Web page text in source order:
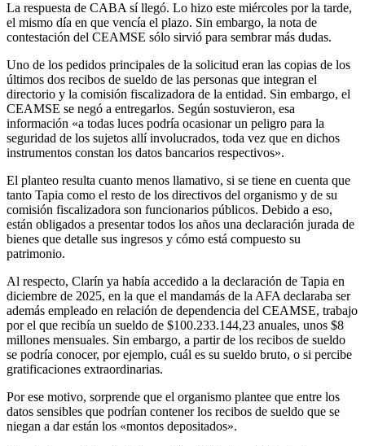
La respuesta de CABA sí llegó. Lo hizo este miércoles por la tarde,
el mismo día en que vencía el plazo. Sin embargo, la nota de
contestación del CEAMSE sólo sirvió para sembrar más dudas.
Uno de los pedidos principales de la solicitud eran las copias de los
últimos dos recibos de sueldo de las personas que integran el
directorio y la comisión fiscalizadora de la entidad. Sin embargo, el
CEAMSE se negó a entregarlos. Según sostuvieron, esa
información «a todas luces podría ocasionar un peligro para la
seguridad de los sujetos allí involucrados, toda vez que en dichos
instrumentos constan los datos bancarios respectivos».
El planteo resulta cuanto menos llamativo, si se tiene en cuenta que
tanto Tapia como el resto de los directivos del organismo y de su
comisión fiscalizadora son funcionarios públicos. Debido a eso,
están obligados a presentar todos los años una declaración jurada de
bienes que detalle sus ingresos y cómo está compuesto su
patrimonio.
Al respecto, Clarín ya había accedido a la declaración de Tapia en
diciembre de 2025, en la que el mandamás de la AFA declaraba ser
además empleado en relación de dependencia del CEAMSE, trabajo
por el que recibía un sueldo de $100.233.144,23 anuales, unos $8
millones mensuales. Sin embargo, a partir de los recibos de sueldo
se podría conocer, por ejemplo, cuál es su sueldo bruto, o si percibe
gratificaciones extraordinarias.
Por ese motivo, sorprende que el organismo plantee que entre los
datos sensibles que podrían contener los recibos de sueldo que se
niegan a dar están los «montos depositados».